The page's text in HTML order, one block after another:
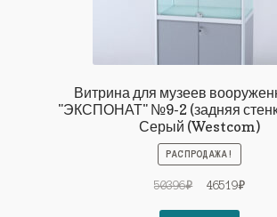
Витрина для музеев
"ЭКСПОНАТ" №9-2 (задняя
Серый (Westcom)
РАСПРОДАЖА!
50396₽ 46519₽